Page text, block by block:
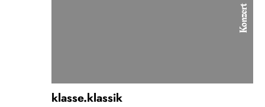
Konzert
klasse.klassik